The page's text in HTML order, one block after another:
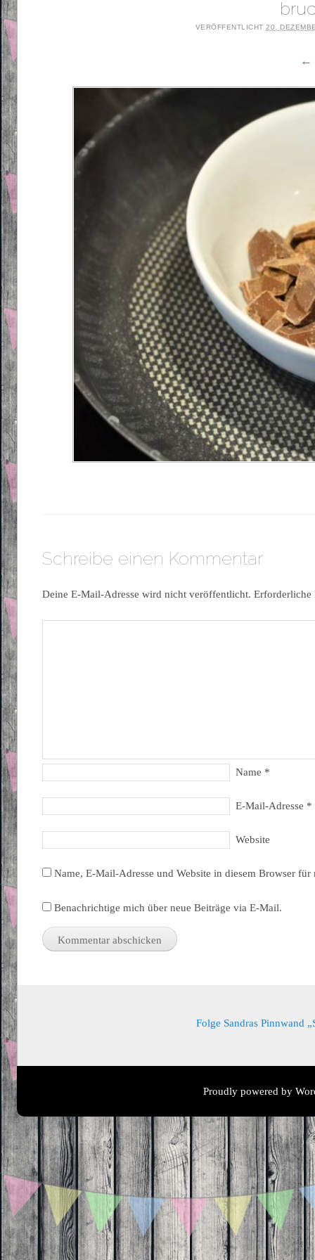
VERÖFFENTLICHT20.
←
Schreibe einen Kommentar
Deine E-Mail-Adresse wird nicht veröffentlicht.
Name *
E-Mail-Adresse *
Website
Name, E-Mail-Adresse und Website in diesem Browser
Benachrichtige mich über neue Beiträge via E-Mail.
Folge Sandras Pinnwand
Proudly powered by